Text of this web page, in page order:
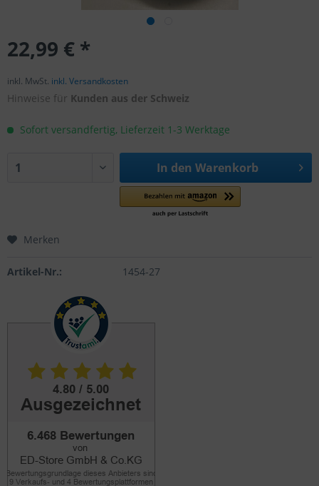
22,99 € *
inkl. MwSt. inkl. Versandkosten
Hinweise für Kunden aus der Schweiz
Sofort versandfertig, Lieferzeit 1-3 Werktage
In den Warenkorb
Merken
Artikel-Nr.: 1454-27